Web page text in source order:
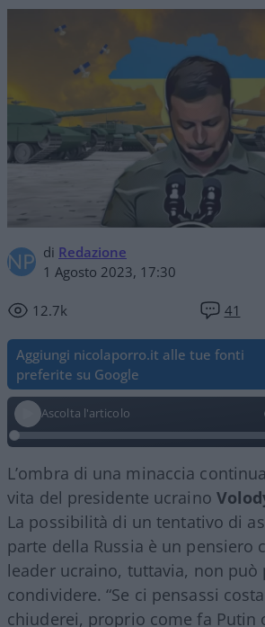
di Redazione
1 Agosto 2023, 17:30
12.7k 41
Aggiungi nicolaporro.it alle tue fonti
preferite su Google
Ascolta l'articolo
L’ombra di una minaccia
vita del presidente ucraino
La possibilità di un tentativo di
parte della Russia è un pensiero
leader ucraino, tuttavia, non può
condividere. “Se ci pensassi
chiuderei, proprio come fa Putin